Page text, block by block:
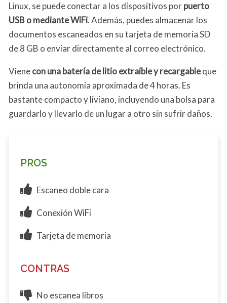
Linux, se puede conectar a los dispositivos porpuerto
USB o mediante WiFi. Además, puedes almacenar los
documentos escaneados en su tarjeta de memoria SD
de 8 GB o enviar directamente al correo electrónico.
Vienecon una batería de litio extraíble y recargableque
brinda una autonomía aproximada de 4 horas. Es
bastante compacto y liviano, incluyendo una bolsa para
guardarlo y llevarlo de un lugar a otro sin sufrir daños.
PROS
Escaneo doble cara
Conexión WiFi
Tarjeta de memoria
CONTRAS
No escanea libros